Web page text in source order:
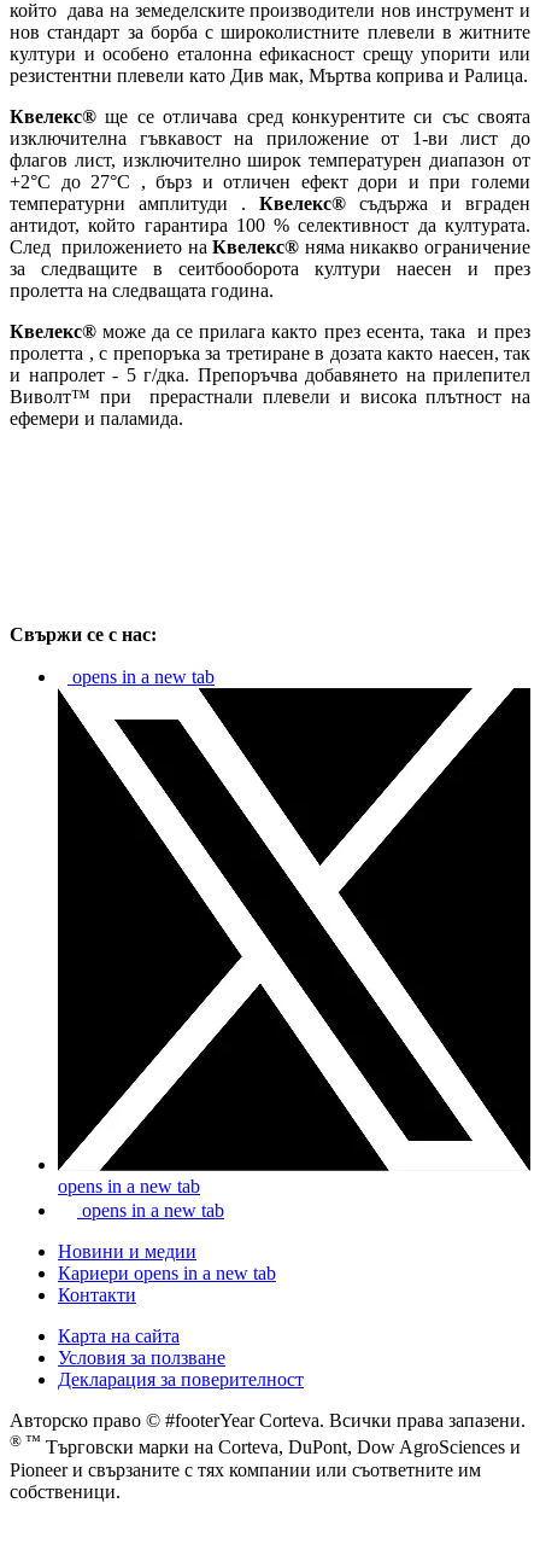
който дава на земеделските производители нов инструмент и
нов стандарт за борба с широколистните плевели в житните
култури и особено еталонна ефикасност срещу упорити или
резистентни плевели като Див мак, Мъртва коприва и Ралица.
Квелекс® ще се отличава сред конкурентите си със своята
изключителна гъвкавост на приложение от 1-ви лист до
флагов лист, изключително широк температурен диапазон от
+2°С до 27°С , бърз и отличен ефект дори и при големи
температурни амплитуди . Квелекс® съдържа и вграден
антидот, който гарантира 100 % селективност да културата.
След приложението наКвелекс® няма никакво ограничение
за следващите в сеитбооборота култури наесен и през
пролетта на следващата година.
Квелекс® може да се прилага както през есента, така и през
пролетта , с препоръка за третиране в дозата както наесен, так
и напролет - 5 г/дка. Препоръчва добавянето на прилепител
Виволт™ при прерастнали плевели и висока плътност на
ефемери и паламида.
Свържи се с нас:
opens in a new tab
opens in a new tab
opens in a new tab
Новини и медии
Кариери opens in a new tab
Контакти
Карта на сайта
Условия за ползване
Декларация за поверителност
Авторско право © #footerYear Corteva. Всички права запазени.
® ™ Търговски марки на Corteva, DuPont, Dow AgroSciences и
Pioneer и свързаните с тях компании или съответните им
собственици.